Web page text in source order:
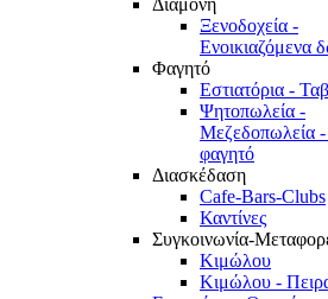
Διαμονή
Ξενοδοχεία -
Ενοικιαζόμενα
Φαγητό
Εστιατόρια -
Ψητοπωλεία -
Μεζεδοπωλεία
φαγητό
Διασκέδαση
Cafe-Bars-Clubs
Καντίνες
Συγκοινωνία-
Κιμώλου
Κιμώλου -